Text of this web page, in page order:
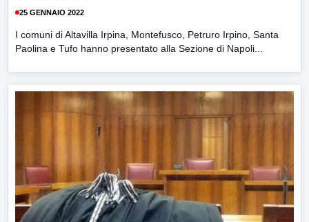
25 GENNAIO 2022
I comuni di Altavilla Irpina, Montefusco, Petruro Irpino, Santa
Paolina e Tufo hanno presentato alla Sezione di Napoli...